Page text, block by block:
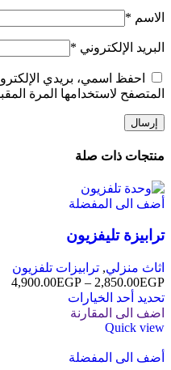
الاسم *
البريد الإلكتروني *
احفظ اسمي، بريدي
المتصفح لاستخدامها المرة
منتجات ذات صلة
أضف الى المفضلة
ترابيزة تليفزيون
اثاث منزلي, ترابيزات تلفزيون
2,850.00EGP
–
4,900.00EGP
تحديد أحد الخيارات
اضف الى المقارنة
Quick view
أضف الى المفضلة